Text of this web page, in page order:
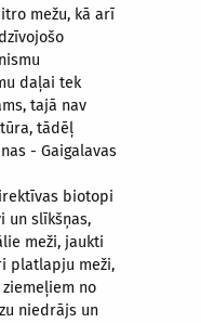
mežu, kā arī
daļai tek
tajā nav
tādēļ
- Gaigalavas
biotopi
un slīkšņas,
meži, jaukti
platlapju meži,
no
niedrājs un